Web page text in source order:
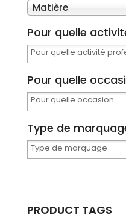
Matière
Pour quelle
Pour quelle
Type de
PRODUCT TAGS